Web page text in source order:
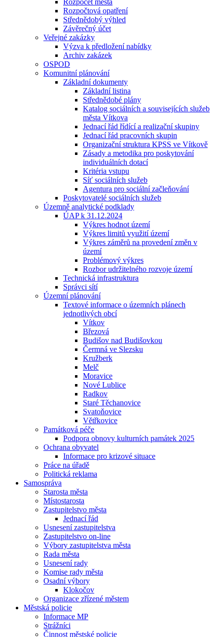
Rozpočet města
Rozpočtová opatření
Střednědobý výhled
Závěrečný účet
Veřejné zakázky
Výzva k předložení nabídky
Archiv zakázek
OSPOD
Komunitní plánování
Základní dokumenty
Základní listina
Střednědobé plány
Katalog sociálních a souvisejících služeb
města Vítkova
Jednací řád řídící a realizační skupiny
Jednací řád pracovních skupin
Organizační struktura KPSS ve Vítkově
Zásady a metodika pro poskytování
individuálních dotací
Kritéria vstupu
Síť sociálních služeb
Agentura pro sociální začleňování
Poskytovatelé sociálních služeb
Územně analytické podklady
ÚAP k 31.12.2024
Výkres hodnot území
Výkres limitů využití území
Výkres záměrů na provedení změn v
území
Problémový výkres
Rozbor udržitelného rozvoje území
Technická infrastruktura
Správci sítí
Územní plánování
Textové informace o územních plánech
jednotlivých obcí
Vítkov
Březová
Budišov nad Budišovkou
Čermná ve Slezsku
Kružberk
Melč
Moravice
Nové Lublice
Radkov
Staré Těchanovice
Svatoňovice
Větřkovice
Památková péče
Podpora obnovy kulturních památek 2025
Ochrana obyvatel
Informace pro krizové situace
Práce na úřadě
Politická reklama
Samospráva
Starosta města
Místostarosta
Zastupitelstvo města
Jednací řád
Usnesení zastupitelstva
Zastupitelstvo on-line
Výbory zastupitelstva města
Rada města
Usnesení rady
Komise rady města
Osadní výbory
Klokočov
Organizace zřízené městem
Městská policie
Informace MP
Strážníci
Činnost městské policie